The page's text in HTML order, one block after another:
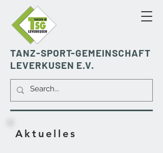
TANZ-SPORT-GEMEINSCHAFT
LEVERKUSEN E.V.
Aktuelles